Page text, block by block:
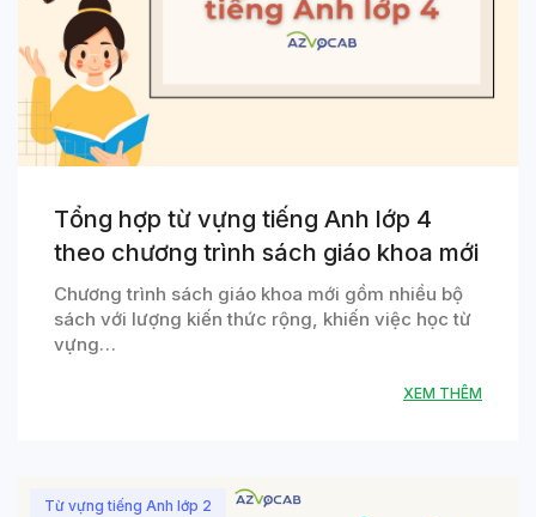
Tổng hợp từ vựng tiếng Anh lớp 4
theo chương trình sách giáo khoa mới
Chương trình sách giáo khoa mới gồm nhiều bộ
sách với lượng kiến thức rộng, khiến việc học từ
vựng…
XEM THÊM
Từ vựng tiếng Anh lớp 2